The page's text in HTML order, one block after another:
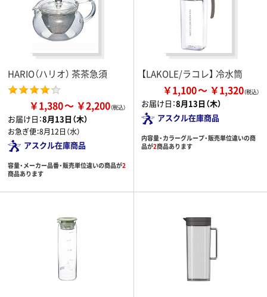
HARIO（ハリオ） 茶茶急須
￥1,380 ￥2,200
お届け日：8月13日（木）
お急ぎ便：8月12日（水）
アスクル在庫商品
容量・メーカー品番・販売単位違いの商品が2
商品あります
【LAKOLE/ラコレ】 冷水筒
￥1,100 ￥1,320
お届け日：8月13日（木）
アスクル在庫商品
内容量・カラーグループ・販売単位違いの商
品が2商品あります